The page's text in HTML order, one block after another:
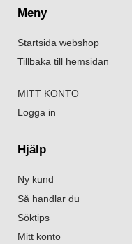
Meny
Startsida webshop
Tillbaka till hemsidan
MITT KONTO
Logga in
Hjälp
Ny kund
Så handlar du
Söktips
Mitt konto